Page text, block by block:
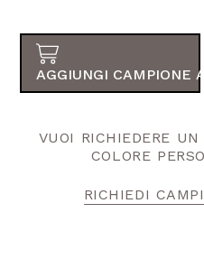
AGGIUNGI CAMPIONE
VUOI RICHIEDERE
COLORE
RICHIEDI